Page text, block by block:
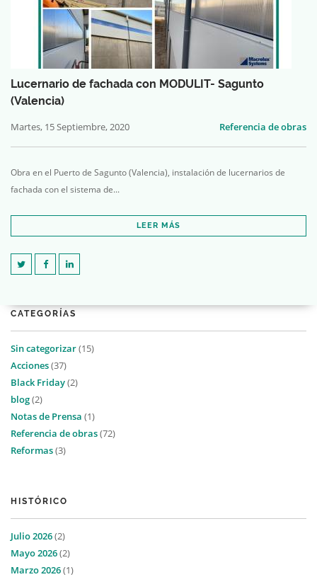
Lucernario de fachada con MODULIT- Sagunto
(Valencia)
Martes, 15 Septiembre, 2020 Referencia de obras
Obra en el Puerto de Sagunto (Valencia), instalación de lucernarios de
fachada con el sistema de...
LEER MÁS
CATEGORÍAS
Sin categorizar(15)
Acciones(37)
Black Friday(2)
blog(2)
Notas de Prensa (1)
Referencia de obras(72)
Reformas(3)
HISTÓRICO
Julio 2026(2)
Mayo 2026(2)
Marzo 2026(1)